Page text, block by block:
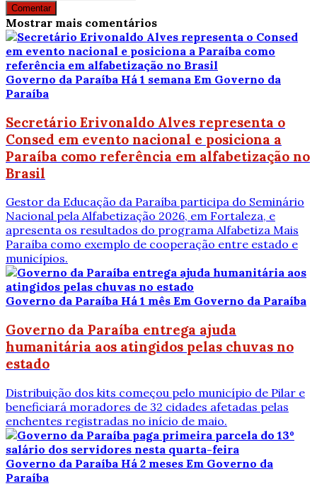
Comentar
Mostrar mais comentários
Governo da Paraíba Há 1 semana Em Governo da
Paraíba
Secretário Erivonaldo Alves representa o
Consed em evento nacional e posiciona a
Paraíba como referência em alfabetização no
Brasil
Gestor da Educação da Paraíba participa do Seminário
Nacional pela Alfabetização 2026, em Fortaleza, e
apresenta os resultados do programa Alfabetiza Mais
Paraíba como exemplo de cooperação entre estado e
municípios.
Governo da Paraíba Há 1 mês Em Governo da Paraíba
Governo da Paraíba entrega ajuda
humanitária aos atingidos pelas chuvas no
estado
Distribuição dos kits começou pelo município de Pilar e
beneficiará moradores de 32 cidades afetadas pelas
enchentes registradas no início de maio.
Governo da Paraíba Há 2 meses Em Governo da
Paraíba